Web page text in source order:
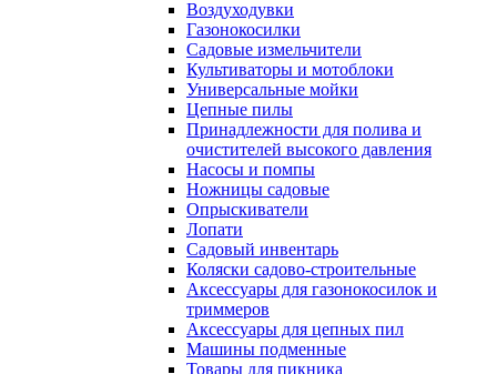
Воздуходувки
Газонокосилки
Садовые измельчители
Культиваторы и мотоблоки
Универсальные мойки
Цепные пилы
Принадлежности для полива и
очистителей высокого давления
Насосы и помпы
Ножницы садовые
Опрыскиватели
Лопати
Садовый инвентарь
Коляски садово-строительные
Аксессуары для газонокосилок и
триммеров
Аксессуары для цепных пил
Машины подменные
Товары для пикника